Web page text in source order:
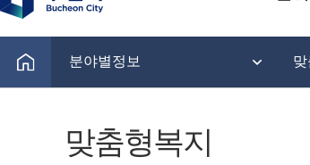
분야별정보 맞
맞춤형복지